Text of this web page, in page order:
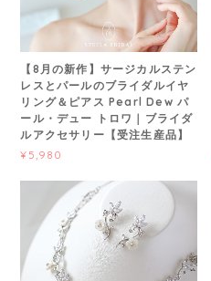
【8月の新作】サージカルステン
レスとパールのブライダルイヤ
リング＆ピアス Pearl Dew パ
ール・デュー トロワ｜ブライダ
ルアクセサリー【受注生産品】
¥5,980